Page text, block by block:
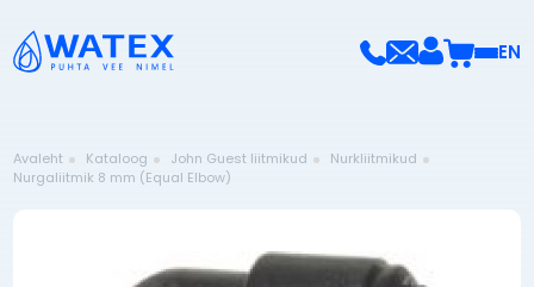
EN
Avaleht Kataloog John Guest liitmikud
Nurkliitmikud
Nurgaliitmik 8 mm (Equal Elbow)